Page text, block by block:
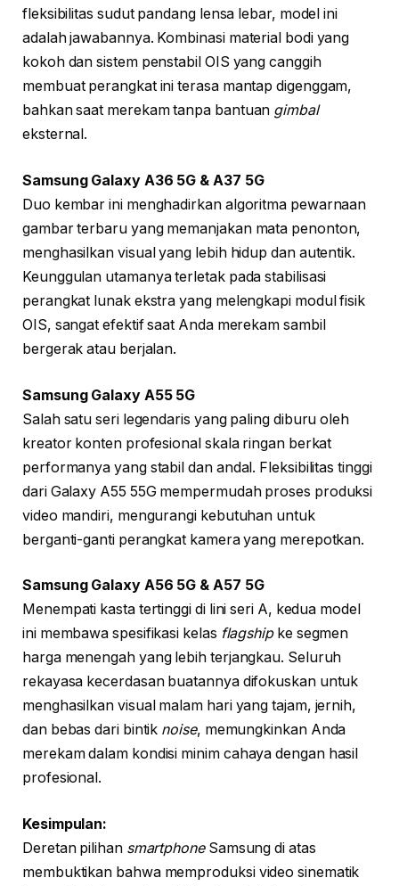
fleksibilitas sudut pandang lensa lebar, model ini
adalah jawabannya. Kombinasi material bodi yang
kokoh dan sistem penstabil OIS yang canggih
membuat perangkat ini terasa mantap digenggam,
bahkan saat merekam tanpa bantuan gimbal
eksternal.
Samsung Galaxy A36 5G & A37 5G
Duo kembar ini menghadirkan algoritma pewarnaan
gambar terbaru yang memanjakan mata penonton,
menghasilkan visual yang lebih hidup dan autentik.
Keunggulan utamanya terletak pada stabilisasi
perangkat lunak ekstra yang melengkapi modul fisik
OIS, sangat efektif saat Anda merekam sambil
bergerak atau berjalan.
Samsung Galaxy A55 5G
Salah satu seri legendaris yang paling diburu oleh
kreator konten profesional skala ringan berkat
performanya yang stabil dan andal. Fleksibilitas tinggi
dari Galaxy A55 55G mempermudah proses produksi
video mandiri, mengurangi kebutuhan untuk
berganti-ganti perangkat kamera yang merepotkan.
Samsung Galaxy A56 5G & A57 5G
Menempati kasta tertinggi di lini seri A, kedua model
ini membawa spesifikasi kelas flagshipke segmen
harga menengah yang lebih terjangkau. Seluruh
rekayasa kecerdasan buatannya difokuskan untuk
menghasilkan visual malam hari yang tajam, jernih,
dan bebas dari bintik noise, memungkinkan Anda
merekam dalam kondisi minim cahaya dengan hasil
profesional.
Kesimpulan:
Deretan pilihan smartphoneSamsung di atas
membuktikan bahwa memproduksi video sinematik